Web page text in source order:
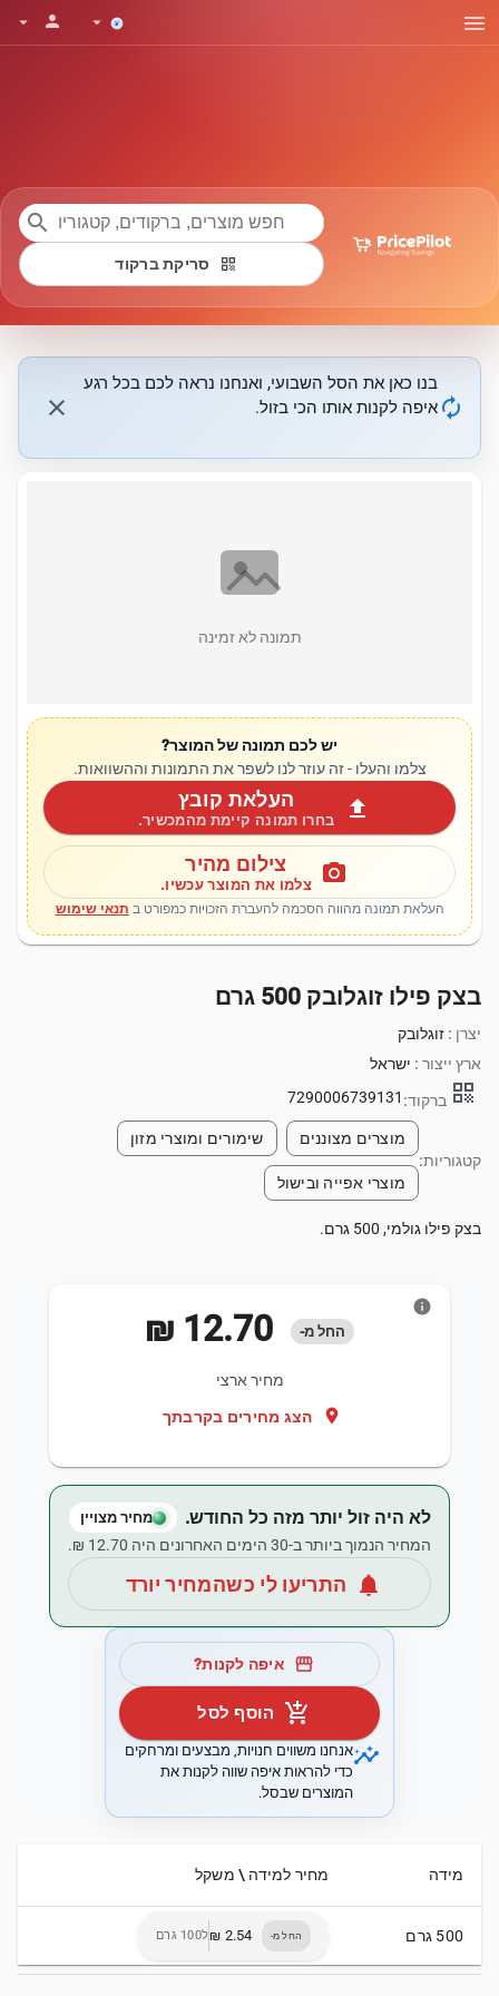
menu
arrow_drop_down
person
arrow_drop_down
search
qr_code סריקת ברקוד
autorenew
בנו כאן את הסל השבועי, ואנחנו נראה לכם בכל רגע
איפה לקנות אותו הכי בזול.
close
תמונה לא זמינה
יש לכם תמונה של המוצר?
צלמו והעלו - זה עוזר לנו לשפר את התמונות וההשוואות.
upload העלאת קובץ
בחרו תמונה קיימת מהמכשיר.
photo_camera צילום מהיר
צלמו את המוצר עכשיו.
העלאת תמונה מהווה הסכמה להעברת הזכויות כמפורט ב תנאי שימוש
בצק פילו זוגלובק 500 גרם
יצרן : זוגלובק
ארץ ייצור : ישראל
qr_code ברקוד: 7290006739131
קטגוריות:
מוצרים מצוננים שימורים ומוצרי מזון
מוצרי אפייה ובישול
בצק פילו גולמי, 500 גרם.
החל מ-
מחיר ארצי
location_on הצג מחירים בקרבתך
info
לא היה זול יותר מזה כל החודש. מחיר מצויין
המחיר הנמוך ביותר ב-30 הימים האחרונים היה ‏12.70 ‏₪.
notifications התריעו לי כשהמחיר יורד
storefront איפה לקנות?
add_shopping_cart הוסף לסל
insightsאנחנו משווים חנויות, מבצעים ומרחקים
כדי להראות איפה שווה לקנות את
המוצרים שבסל.
מידה מחיר למידה \ משקל
500 גרם החל מ- ל100 גרם